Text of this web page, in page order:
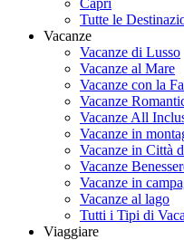
Capri
Tutte le
Vacanze
Vacanze di Lusso
Vacanze al Mare
Vacanze con la
Vacanze
Vacanze All
Vacanze in
Vacanze in Città
Vacanze
Vacanze in
Vacanze al lago
Tutti i Tipi di
Viaggiare